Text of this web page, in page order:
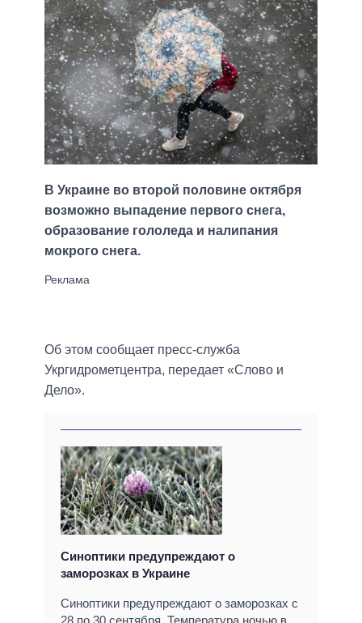
В Украине во второй половине октября
возможно выпадение первого снега,
образование гололеда и налипания
мокрого снега.
Об этом сообщает пресс-служба
Укргидрометцентра, передает «Слово и
Дело».
Синоптики предупреждают о
заморозках в Украине
Синоптики предупреждают о заморозках с
28 по 30 сентября. Температура ночью в